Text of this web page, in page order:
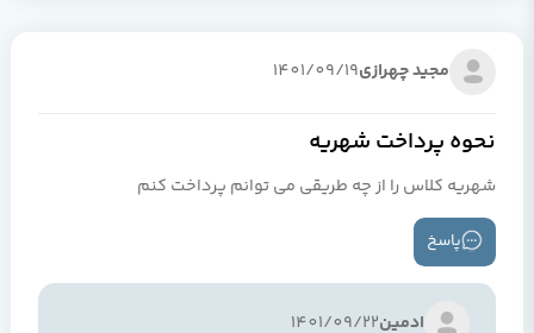
مجید چهرازی1401/09/19
نحوه پرداخت شهریه
شهریه کلاس را از چه طریقی می توانم پرداخت کنم
پاسخ
ادمین1401/09/22